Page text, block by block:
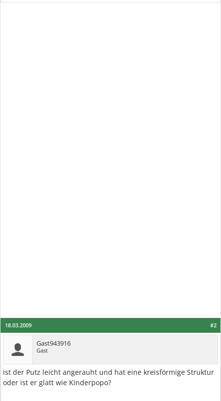
#2
18.03.2009
Gast943916
Gast
ist der Putz leicht angerauht und hat eine kreisförmige Struktur
oder ist er glatt wie Kinderpopo?